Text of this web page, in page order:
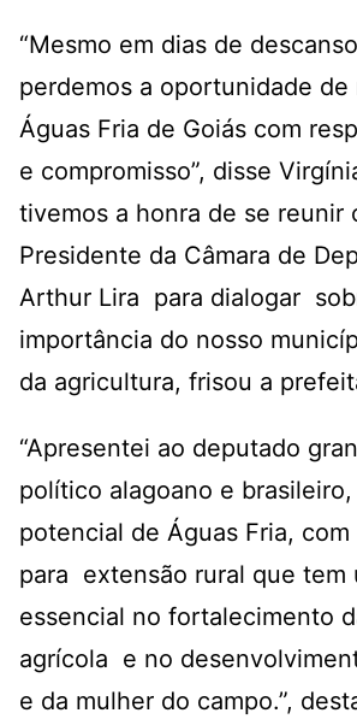
“Mesmo em dias de
perdemos a oportunidade de
Águas Fria de Goiás com
e compromisso”, disse
tivemos a honra de se reunir
Presidente da Câmara de
Arthur Lira para dialogar
importância do nosso
da agricultura, frisou a
“Apresentei ao deputado
político alagoano e
potencial de Águas Fria,
para extensão rural que tem
essencial no fortalecimento
agrícola e no
e da mulher do campo.”,